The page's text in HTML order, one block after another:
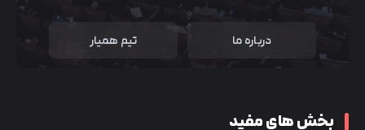
درباره ما تیم همیار
بخش های مفید